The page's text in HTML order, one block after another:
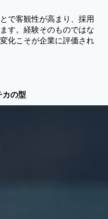
で客観性が高まり、採用
す。経験そのものではな
化こそが企業に評価され
の型